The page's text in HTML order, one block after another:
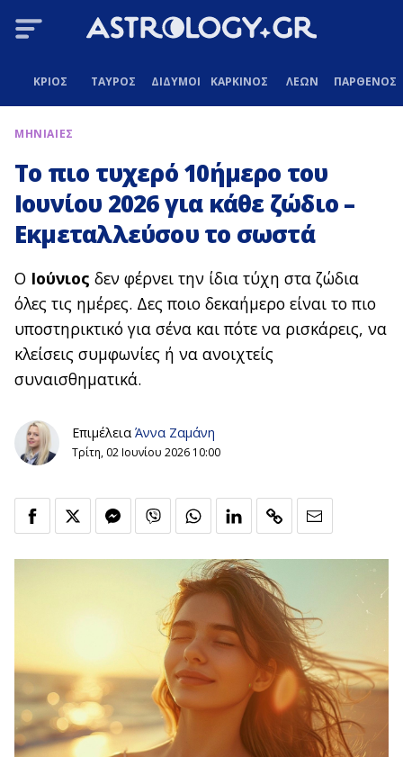
ΚΡΙΟΣ ΤΑΥΡΟΣ ΔΙΔΥΜΟΙ ΚΑΡΚΙΝΟΣ ΛΕΩΝ ΠΑΡΘΕΝΟΣ
ΜΗΝΙΑΙΕΣ
Το πιο τυχερό 10ήμερο του
Ιουνίου 2026 για κάθε ζώδιο –
Εκμεταλλεύσου το σωστά
Ο Ιούνιος δεν φέρνει την ίδια τύχη στα ζώδια
όλες τις ημέρες. Δες ποιο δεκαήμερο είναι το πιο
υποστηρικτικό για σένα και πότε να ρισκάρεις, να
κλείσεις συμφωνίες ή να ανοιχτείς
συναισθηματικά.
Επιμέλεια Άννα Ζαμάνη
Τρίτη, 02 Ιουνίου 2026 10:00